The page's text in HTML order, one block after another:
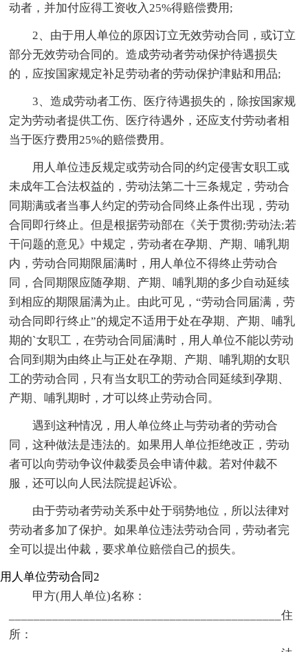
动者，并加付应得工资收入25%得赔偿费用;
2、由于用人单位的原因订立无效劳动合同，或订立
部分无效劳动合同的。造成劳动者劳动保护待遇损失
的，应按国家规定补足劳动者的劳动保护津贴和用品;
3、造成劳动者工伤、医疗待遇损失的，除按国家规
定为劳动者提供工伤、医疗待遇外，还应支付劳动者相
当于医疗费用25%的赔偿费用。
用人单位违反规定或劳动合同的约定侵害女职工或
未成年工合法权益的，劳动法第二十三条规定，劳动合
同期满或者当事人约定的劳动合同终止条件出现，劳动
合同即行终止。但是根据劳动部在《关于贯彻;劳动法;若
干问题的意见》中规定，劳动者在孕期、产期、哺乳期
内，劳动合同期限届满时，用人单位不得终止劳动合
同，合同期限应随孕期、产期、哺乳期的多少自动延续
到相应的期限届满为止。由此可见，“劳动合同届满，劳
动合同即行终止”的规定不适用于处在孕期、产期、哺乳
期的`女职工，在劳动合同届满时，用人单位不能以劳动
合同到期为由终止与正处在孕期、产期、哺乳期的女职
工的劳动合同，只有当女职工的劳动合同延续到孕期、
产期、哺乳期时，才可以终止劳动合同。
遇到这种情况，用人单位终止与劳动者的劳动合
同，这种做法是违法的。如果用人单位拒绝改正，劳动
者可以向劳动争议仲裁委员会申请仲裁。若对仲裁不
服，还可以向人民法院提起诉讼。
由于劳动者劳动关系中处于弱势地位，所以法律对
劳动者多加了保护。如果单位违法劳动合同，劳动者完
全可以提出仲裁，要求单位赔偿自己的损失。
用人单位劳动合同2
甲方(用人单位)名称：
____________________________________________住
所：